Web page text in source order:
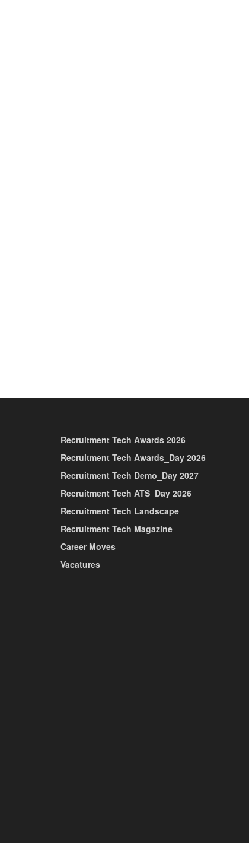
Recruitment Tech Awards 2026
Recruitment Tech Awards_Day 2026
Recruitment Tech Demo_Day 2027
Recruitment Tech ATS_Day 2026
Recruitment Tech Landscape
Recruitment Tech Magazine
Career Moves
Vacatures